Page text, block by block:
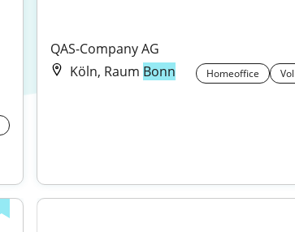
QAS-Company AG
Köln, Raum Bonn Homeoffice